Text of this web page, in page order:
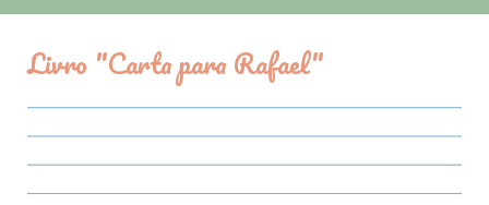
Livro "Carta para Rafael"